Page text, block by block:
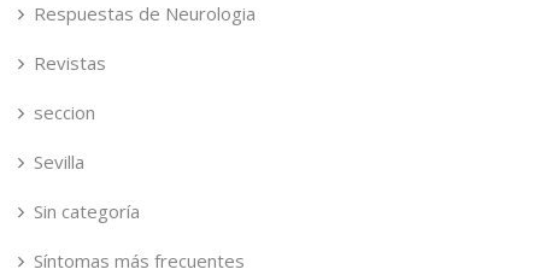
Respuestas de Neurologia
Revistas
seccion
Sevilla
Sin categoría
Síntomas más frecuentes